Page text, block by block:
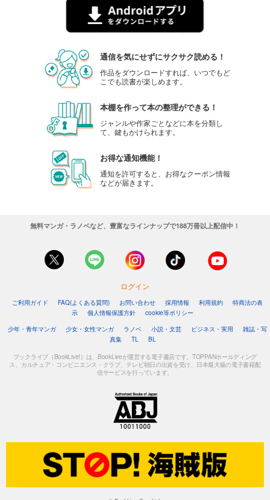
通信を気にせずにサクサク読める！
作品をダウンロードすれば、いつでもど
こでも読書が楽しめます。
本棚を作って本の整理ができる！
ジャンルや作家ごとなどに本を分類し
て、鍵もかけられます。
お得な通知機能！
通知を許可すると、お得なクーポン情報
などが届きます。
無料マンガ・ラノベなど、豊富なラインナップで188万冊以上配信中！
ログイン
ご利用ガイド FAQ(よくある質問) お問い合わせ 採用情報 利用規約
特商法の表
示
個人情報保護方針
cookie等ポリシー
少年・青年マンガ
少女・女性マンガ ラノベ 小説・文芸 ビジネス・実用
雑誌・写
真集
TL BL
ブックライブ（BookLive!）は、BookLiveが運営する電子書店です。TOPPANホールディング
ス、カルチュア・コンビニエンス・クラブ、テレビ朝日の出資を受け、日本最大級の電子書籍配
信サービスを行っています。